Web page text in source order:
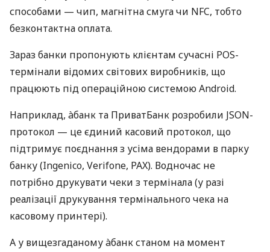
способами — чип, магнітна смуга чи NFC, тобто
безконтактна оплата.
Зараз банки пропонують клієнтам сучасні POS-
термінали відомих світових виробників, що
працюють під операційною системою Android.
Наприклад, àбанк та ПриватБанк розробили JSON-
протокол — це єдиний касовий протокол, що
підтримує поєднання з усіма вендорами в парку
банку (Ingenico, Verifone, PAX). Водночас не
потрібно друкувати чеки з термінала (у разі
реалізації друкування термінального чека на
касовому принтері).
А у вищезгаданому àбанк станом на момент